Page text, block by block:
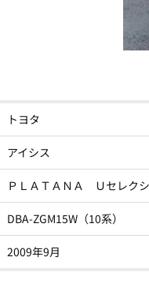
トヨタ
アイシス
ＰＬＡＴＡＮＡ Ｕセレク
DBA-ZGM15W（10系）
2009年9月